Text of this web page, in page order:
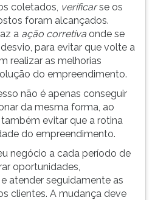
coletados, verificarse os
foram alcançados.
a ação corretiva onde se
para evitar que volte a
realizar as melhorias
do empreendimento.
não é apenas conseguir
da mesma forma, ao
evitar que a rotina
do empreendimento.
negócio a cada período de
oportunidades,
atender seguidamente as
clientes. A mudança deve